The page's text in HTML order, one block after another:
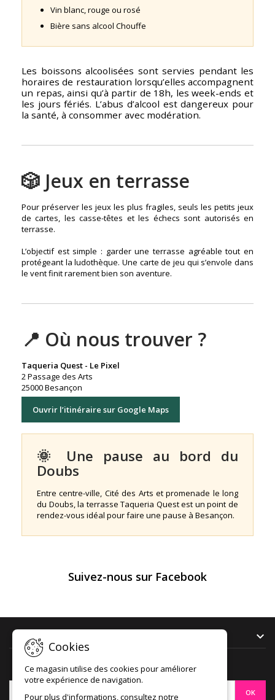
Vin blanc, rouge ou rosé
Bière sans alcool Chouffe
Les boissons alcoolisées sont servies pendant les
horaires de restauration lorsqu’elles accompagnent
un repas, ainsi qu’à partir de 18h, les week-ends et
les jours fériés. L’abus d’alcool est dangereux pour
la santé, à consommer avec modération.
🎲 Jeux en terrasse
Pour préserver les jeux les plus fragiles, seuls les petits jeux
de cartes, les casse-têtes et les échecs sont autorisés en
terrasse.
L’objectif est simple : garder une terrasse agréable tout en
protégeant la ludothèque. Une carte de jeu qui s’envole dans
le vent finit rarement bien son aventure.
📍 Où nous trouver ?
Taqueria Quest - Le Pixel
2 Passage des Arts
25000 Besançon
Ouvrir l’itinéraire sur Google Maps
🌞 Une pause au bord du
Doubs
Entre centre-ville, Cité des Arts et promenade le long
du Doubs, la terrasse Taqueria Quest est un point de
rendez-vous idéal pour faire une pause à Besançon.
Suivez-nous sur Facebook

Cookies
Ce magasin utilise des cookies pour améliorer
votre expérience de navigation.
Pour plus d'informations, consultez notre
LETTRE D'INFORMATIONS